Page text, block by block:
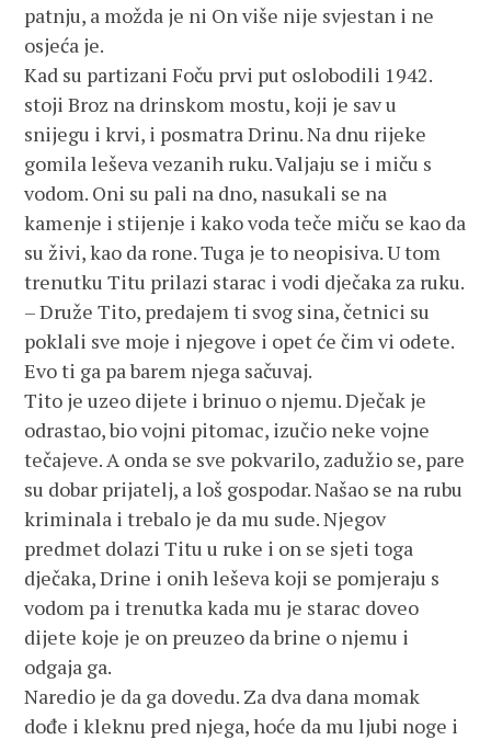
patnju, a možda je ni On više nije svjestan i ne
osjeća je.
Kad su partizani Foču prvi put oslobodili 1942.
stoji Broz na drinskom mostu, koji je sav u
snijegu i krvi, i posmatra Drinu. Na dnu rijeke
gomila leševa vezanih ruku. Valjaju se i miču s
vodom. Oni su pali na dno, nasukali se na
kamenje i stijenje i kako voda teče miču se kao da
su živi, kao da rone. Tuga je to neopisiva. U tom
trenutku Titu prilazi starac i vodi dječaka za ruku.
– Druže Tito, predajem ti svog sina, četnici su
poklali sve moje i njegove i opet će čim vi odete.
Evo ti ga pa barem njega sačuvaj.
Tito je uzeo dijete i brinuo o njemu. Dječak je
odrastao, bio vojni pitomac, izučio neke vojne
tečajeve. A onda se sve pokvarilo, zadužio se, pare
su dobar prijatelj, a loš gospodar. Našao se na rubu
kriminala i trebalo je da mu sude. Njegov
predmet dolazi Titu u ruke i on se sjeti toga
dječaka, Drine i onih leševa koji se pomjeraju s
vodom pa i trenutka kada mu je starac doveo
dijete koje je on preuzeo da brine o njemu i
odgaja ga.
Naredio je da ga dovedu. Za dva dana momak
dođe i kleknu pred njega, hoće da mu ljubi noge i